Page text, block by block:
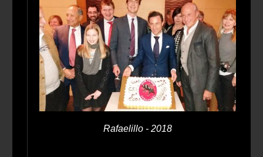
Rafaelillo - 2018